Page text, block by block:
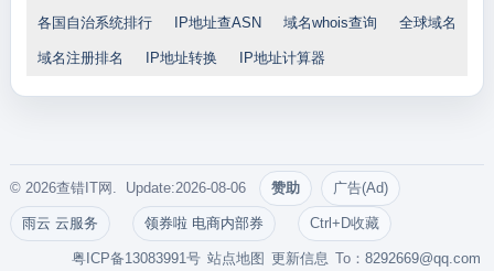
各国自治系统排行 IP地址查ASN 域名whois查询 全球域名
域名注册排名 IP地址转换 IP地址计算器
© 2026查错IT网. Update:2026-08-06 赞助 广告(Ad)
雨云 云服务 领券啦 电商内部券 Ctrl+D收藏
To：8292669@qq.com
更新信息
站点地图
粤ICP备13083991号